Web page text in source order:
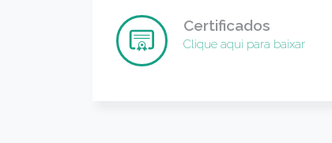
Certificados
Clique aqui para baixar